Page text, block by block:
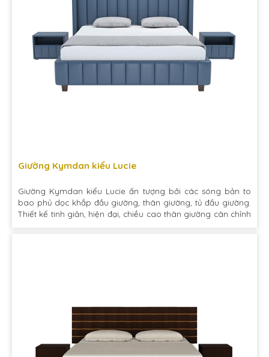
Giường Kymdan kiểu Lucie
Giường Kymdan kiểu Lucie ấn tượng bởi các sóng bản to
bao phủ dọc khắp đầu giường, thân giường, tủ đầu giường.
Thiết kế tinh giản, hiện đại, chiều cao thân giường cân chỉnh